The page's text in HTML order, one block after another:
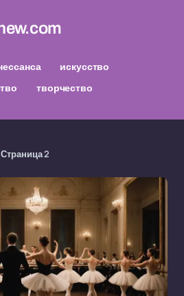
искусство
творчество
Страница 2